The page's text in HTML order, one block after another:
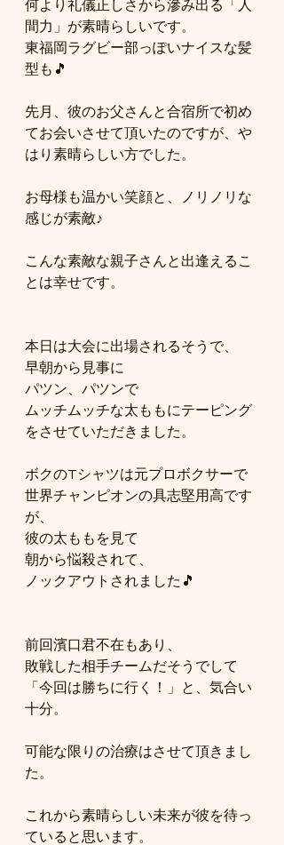
何より礼儀正しさから滲み出る「人
間力」が素晴らしいです。
東福岡ラグビー部っぽいナイスな髪
型も🎵
先月、彼のお父さんと合宿所で初め
てお会いさせて頂いたのですが、や
はり素晴らしい方でした。
お母様も温かい笑顔と、ノリノリな
感じが素敵♪
こんな素敵な親子さんと出逢えるこ
とは幸せです。
本日は大会に出場されるそうで、
早朝から見事に
パツン、パツンで
ムッチムッチな太ももにテーピング
をさせていただきました。
ボクのTシャツは元プロボクサーで
世界チャンピオンの具志堅用高です
が、
彼の太ももを見て
朝から悩殺されて、
ノックアウトされました🎵
前回濱口君不在もあり、
敗戦した相手チームだそうでして
「今回は勝ちに行く！」と、気合い
十分。
可能な限りの治療はさせて頂きまし
た。
これから素晴らしい未来が彼を待っ
ていると思います。